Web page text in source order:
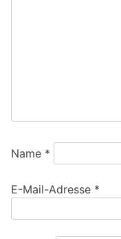
Name *
E-Mail-Adresse *